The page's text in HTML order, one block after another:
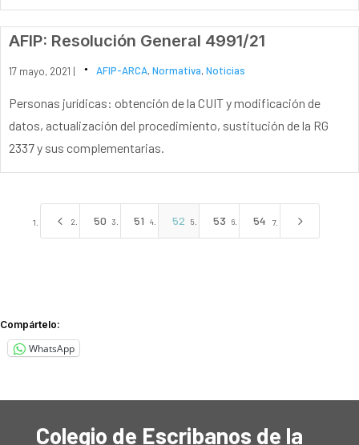
AFIP: Resolución General 4991/21
17 mayo, 2021 | AFIP-ARCA,Normativa,Noticias
Personas jurídicas: obtención de la CUIT y modificación de
datos, actualización del procedimiento, sustitución de la RG
2337 y sus complementarias.
4 50 51 52 53 54 5
Compártelo:
WhatsApp
Colegio de Escribanos de la